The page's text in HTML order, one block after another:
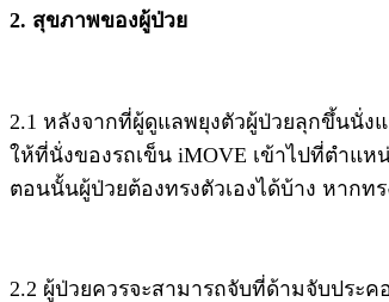
2. สุขภาพของผู้ป่วย
2.1 หลังจากที่ผู้ดูแลพยุงตัวผู้ป่วยลุกขึ้นนั่ง
ให้ที่นั่งของรถเข็น iMOVE เข้าไปที่ตำแ
ตอนนั้นผู้ป่วยต้องทรงตัวเองได้บ้าง หากท
2.2 ผู้ป่วยควรจะสามารถจับที่ด้ามจับประ